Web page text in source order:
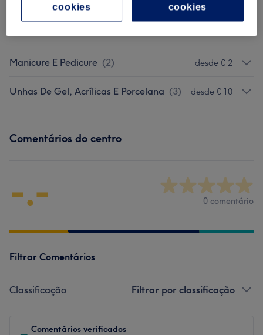
Procurar serviços
Manicure E Pedicure (2) desde € 2
Unhas De Gel, Acrílicas E Porcelana (3) desde € 10
Comentários do centro
-.- 0 comentário
Filtrar Comentários
Classificação Filtrar por classificação
Comentários verificados
cookies
cookies